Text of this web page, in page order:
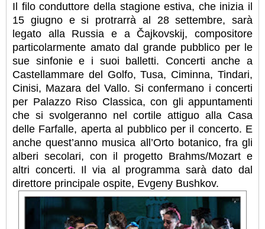
Il filo conduttore della stagione estiva, che inizia il
15 giugno e si protrarrà al 28 settembre, sarà
legato alla Russia e a Čajkovskij, compositore
particolarmente amato dal grande pubblico per le
sue sinfonie e i suoi balletti. Concerti anche a
Castellammare del Golfo, Tusa, Ciminna, Tindari,
Cinisi, Mazara del Vallo. Si confermano i concerti
per Palazzo Riso Classica, con gli appuntamenti
che si svolgeranno nel cortile attiguo alla Casa
delle Farfalle, aperta al pubblico per il concerto. E
anche quest’anno musica all’Orto botanico, fra gli
alberi secolari, con il progetto Brahms/Mozart e
altri concerti. Il via al programma sarà dato dal
direttore principale ospite, Evgeny Bushkov.